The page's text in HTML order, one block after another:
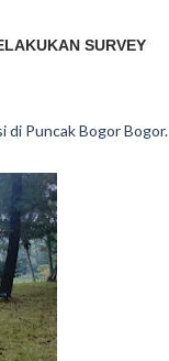
SURVEY
di Puncak Bogor Bogor.